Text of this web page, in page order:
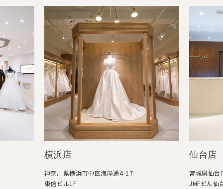
横浜店
神奈川県横浜市中区海岸通4-17
東信ビル1F
仙台店
宮城県仙
JMFビル仙